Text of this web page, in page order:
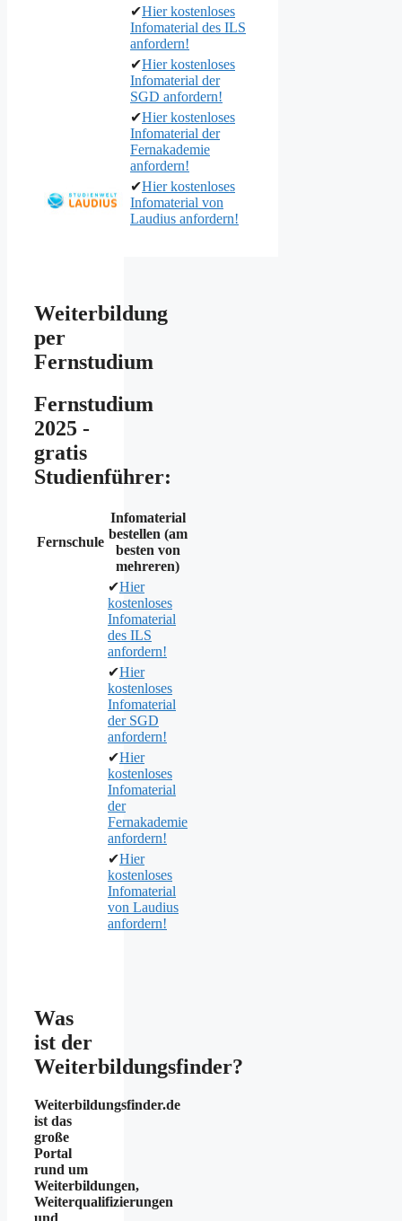
✔Hier kostenloses
Infomaterial des ILS
anfordern!
✔Hier kostenloses
Infomaterial der
SGD anfordern!
✔Hier kostenloses
Infomaterial der
Fernakademie
anfordern!
✔Hier kostenloses
Infomaterial von
Laudius anfordern!
Weiterbildung
per
Fernstudium
Fernstudium
2025 -
gratis
Studienführer:
Fernschule
Infomaterial
bestellen (am
besten von
mehreren)
✔Hier
kostenloses
Infomaterial
des ILS
anfordern!
✔Hier
kostenloses
Infomaterial
der SGD
anfordern!
✔Hier
kostenloses
Infomaterial
der
Fernakademie
anfordern!
✔Hier
kostenloses
Infomaterial
von Laudius
anfordern!
Was
ist der
Weiterbildungsfinder?
Weiterbildungsfinder.de
ist das
große
Portal
rund um
Weiterbildungen,
Weiterqualifizierungen
und